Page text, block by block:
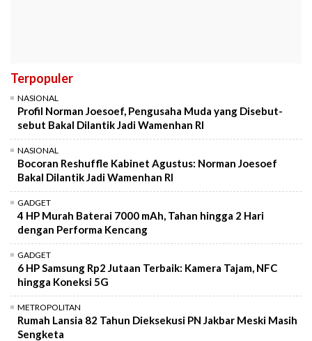
Terpopuler
NASIONAL
Profil Norman Joesoef, Pengusaha Muda yang Disebut-
sebut Bakal Dilantik Jadi Wamenhan RI
NASIONAL
Bocoran Reshuffle Kabinet Agustus: Norman Joesoef
Bakal Dilantik Jadi Wamenhan RI
GADGET
4 HP Murah Baterai 7000 mAh, Tahan hingga 2 Hari
dengan Performa Kencang
GADGET
6 HP Samsung Rp2 Jutaan Terbaik: Kamera Tajam, NFC
hingga Koneksi 5G
METROPOLITAN
Rumah Lansia 82 Tahun Dieksekusi PN Jakbar Meski Masih
Sengketa